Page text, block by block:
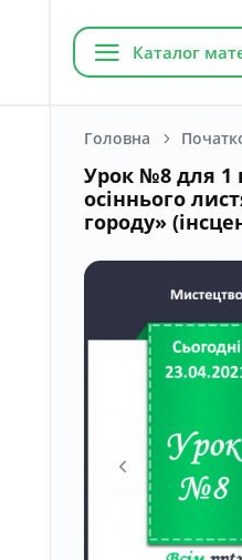
Каталог
Головна
Урок №8 для 1
осіннього
городу»